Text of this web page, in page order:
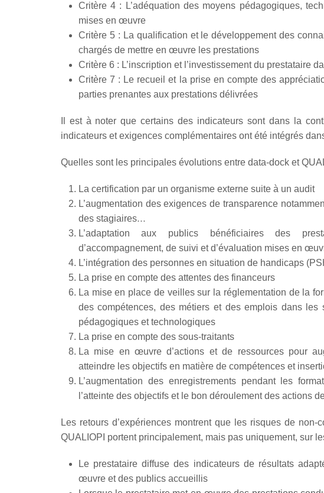
Critère 4 : L’adéquation des moyens pédagogiques,
mises en œuvre
Critère 5 : La qualification et le développement des
chargés de mettre en œuvre les prestations
Critère 6 : L’inscription et l’investissement du prestataire
Critère 7 : Le recueil et la prise en compte des
parties prenantes aux prestations délivrées
Il est à noter que certains des indicateurs sont dans la
indicateurs et exigences complémentaires ont été intégrés
Quelles sont les principales évolutions entre data-dock et
La certification par un organisme externe suite à un audit
L’augmentation des exigences de transparence
des stagiaires…
L’adaptation aux publics bénéficiaires des
d’accompagnement, de suivi et d’évaluation mises en
L’intégration des personnes en situation de handicaps
La prise en compte des attentes des financeurs
La mise en place de veilles sur la réglementation de la
des compétences, des métiers et des emplois dans les
pédagogiques et technologiques
La prise en compte des sous-traitants
La mise en œuvre d’actions et de ressources pour
atteindre les objectifs en matière de compétences et
L’augmentation des enregistrements pendant les
l’atteinte des objectifs et le bon déroulement des actions
Les retours d’expériences montrent que les risques de
QUALIOPI portent principalement, mais pas uniquement, sur
Le prestataire diffuse des indicateurs de résultats
œuvre et des publics accueillis